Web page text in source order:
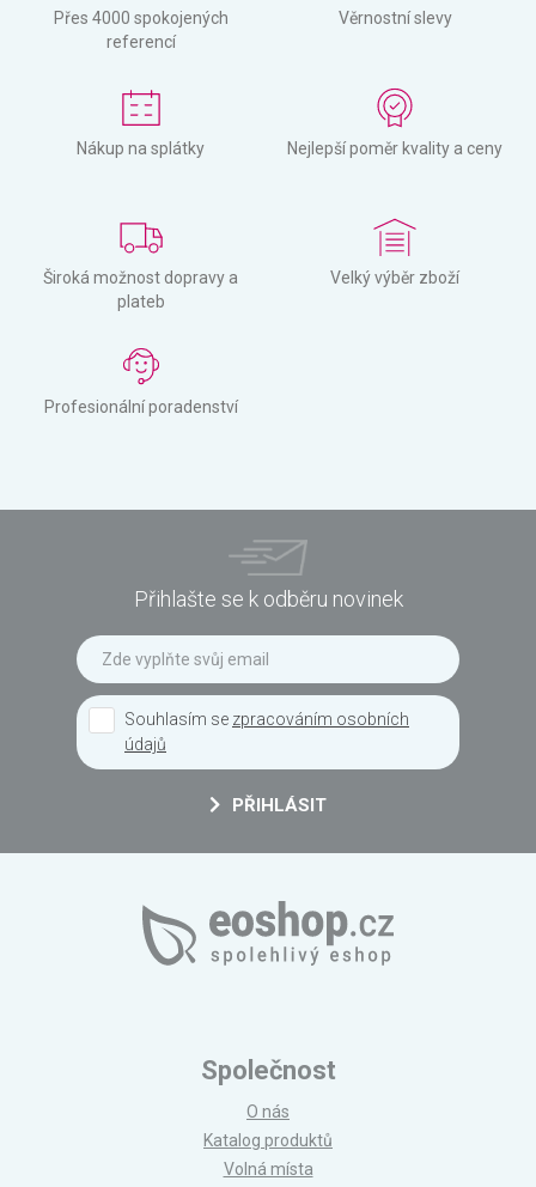
Přes 4000 spokojených
referencí
Věrnostní slevy
Nákup na splátky Nejlepší poměr kvality a ceny
Široká možnost dopravy a
plateb
Velký výběr zboží
Profesionální poradenství
Přihlašte se k odběru novinek
Souhlasím se zpracováním osobních
údajů
PŘIHLÁSIT
Společnost
O nás
Katalog produktů
Volná místa